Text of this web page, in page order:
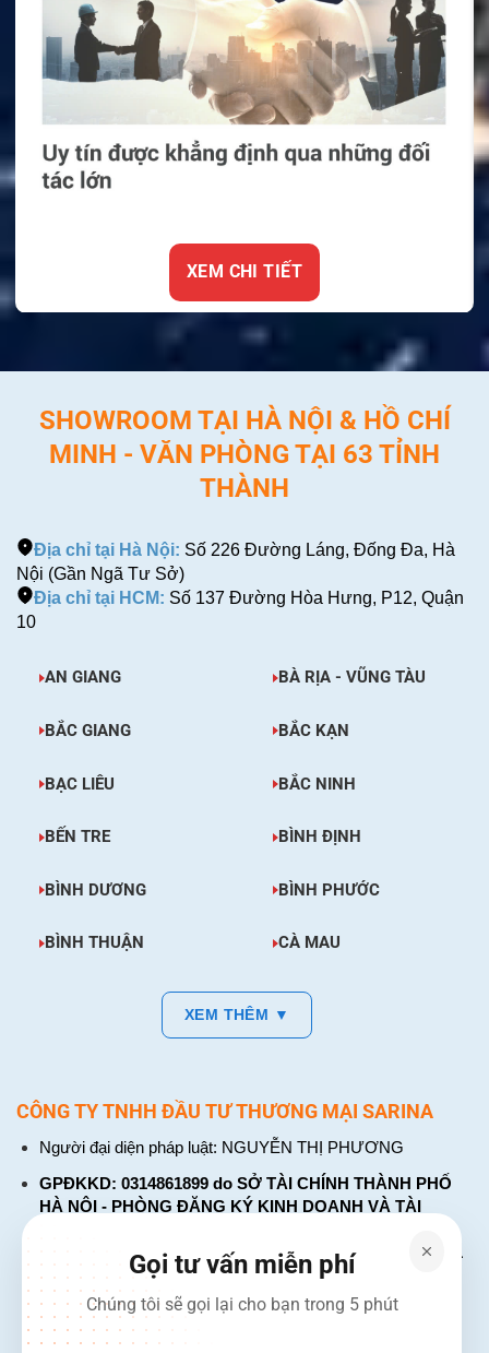
XEM CHI TIẾT
SHOWROOM TẠI HÀ NỘI & HỒ CHÍ
MINH - VĂN PHÒNG TẠI 63 TỈNH
THÀNH
Địa chỉ tại Hà Nội: Số 226 Đường Láng, Đống Đa, Hà
Nội (Gần Ngã Tư Sở)
Địa chỉ tại HCM: Số 137 Đường Hòa Hưng, P12, Quận
10
AN GIANG BÀ RỊA - VŨNG TÀU
BẮC GIANG BẮC KẠN
BẠC LIÊU BẮC NINH
BẾN TRE BÌNH ĐỊNH
BÌNH DƯƠNG BÌNH PHƯỚC
BÌNH THUẬN CÀ MAU
XEM THÊM ▼
CÔNG TY TNHH ĐẦU TƯ THƯƠNG MẠI SARINA
Người đại diện pháp luật: NGUYỄN THỊ PHƯƠNG
GPĐKKD: 0314861899 do SỞ TÀI CHÍNH THÀNH PHỐ
HÀ NỘI - PHÒNG ĐĂNG KÝ KINH DOANH VÀ TÀI
CHÍNH DOANH NGHIỆP cấp. Đăng ký lần đầu: ngày 26
tháng 01 năm 2018. Đăng ký thay đổi lần thứ: 4, ngày 31
tháng 03 năm 2026
226 Đường Láng, Đống Đa, Hà Nội
137 Đường Hòa Hưng, Phường 12, Quận 10, TP. Hồ Chí
Gọi tư vấn miễn phí
Chúng tôi sẽ gọi lại cho bạn trong 5 phút